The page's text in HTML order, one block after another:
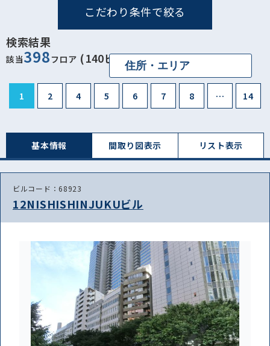
こだわり条件で絞る
検索結果
該当398 フロア (140ビル)
1 2 4 5 6 7 8 … 14
基本情報 間取り図表⽰ リスト表⽰
ビルコード：68923
12NISHISHINJUKUビル